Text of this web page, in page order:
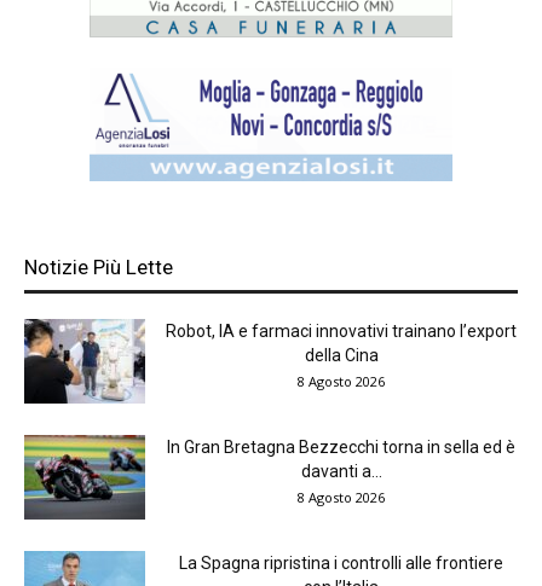
Notizie Più Lette
Robot, IA e farmaci innovativi trainano l’export
della Cina
8 Agosto 2026
In Gran Bretagna Bezzecchi torna in sella ed è
davanti a...
8 Agosto 2026
La Spagna ripristina i controlli alle frontiere